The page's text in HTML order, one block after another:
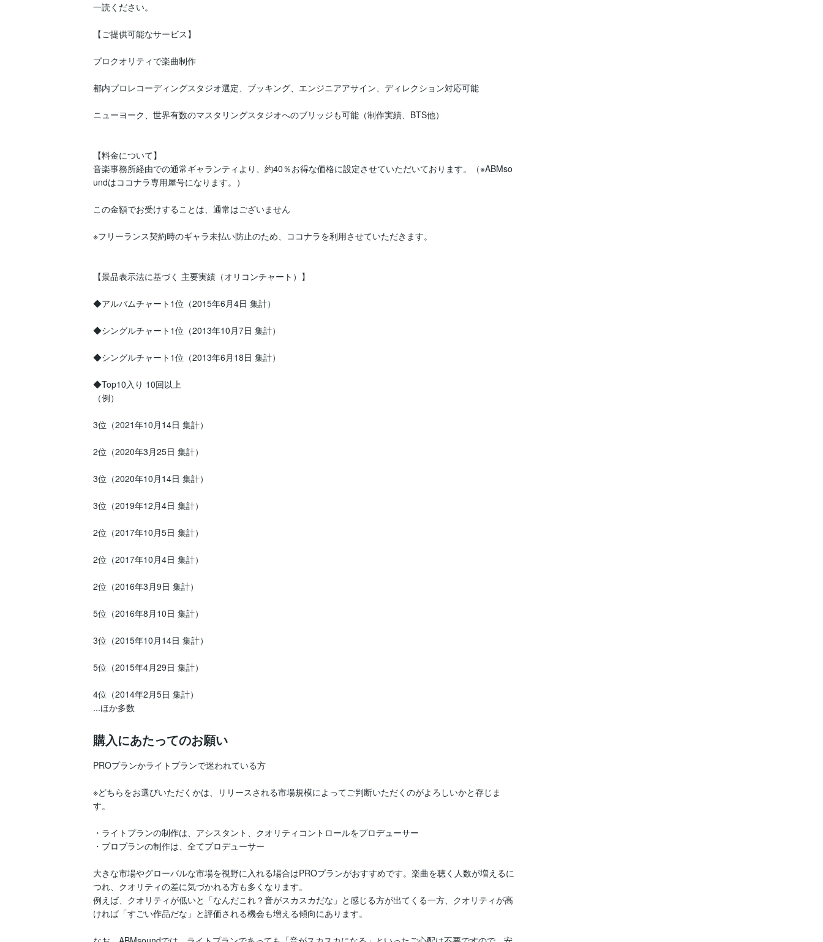
一読ください。
【ご提供可能なサービス】
プロクオリティで楽曲制作
都内プロレコーディングスタジオ選定、ブッキング、エンジニアアサイン、ディレクション対応可能
ニューヨーク、世界有数のマスタリングスタジオへのブリッジも可能（制作実績、BTS他）
【料金について】
音楽事務所経由での通常ギャランティより、約40％お得な価格に設定させていただいております。（※ABMso
undはココナラ専用屋号になります。）
この金額でお受けすることは、通常はございません
※フリーランス契約時のギャラ未払い防止のため、ココナラを利用させていただきます。
【景品表示法に基づく 主要実績（オリコンチャート）】
◆アルバムチャート1位（2015年6月4日 集計）
◆シングルチャート1位（2013年10月7日 集計）
◆シングルチャート1位（2013年6月18日 集計）
◆Top10入り 10回以上
（例）
3位（2021年10月14日 集計）
2位（2020年3月25日 集計）
3位（2020年10月14日 集計）
3位（2019年12月4日 集計）
2位（2017年10月5日 集計）
2位（2017年10月4日 集計）
2位（2016年3月9日 集計）
5位（2016年8月10日 集計）
3位（2015年10月14日 集計）
5位（2015年4月29日 集計）
4位（2014年2月5日 集計）
...ほか多数
購入にあたってのお願い
PROプランかライトプランで迷われている方
※どちらをお選びいただくかは、リリースされる市場規模によってご判断いただくのがよろしいかと存じま
す。
・ライトプランの制作は、アシスタント、クオリティコントロールをプロデューサー
・プロプランの制作は、全てプロデューサー
大きな市場やグローバルな市場を視野に入れる場合はPROプランがおすすめです。楽曲を聴く人数が増えるに
つれ、クオリティの差に気づかれる方も多くなります。
例えば、クオリティが低いと「なんだこれ？音がスカスカだな」と感じる方が出てくる一方、クオリティが高
ければ「すごい作品だな」と評価される機会も増える傾向にあります。